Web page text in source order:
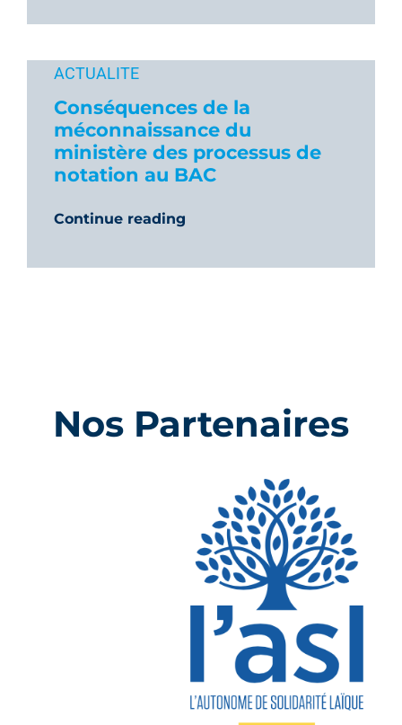
ACTUALITE
Conséquences de la
méconnaissance du
ministère des processus de
notation au BAC
Continue reading
Nos Partenaires